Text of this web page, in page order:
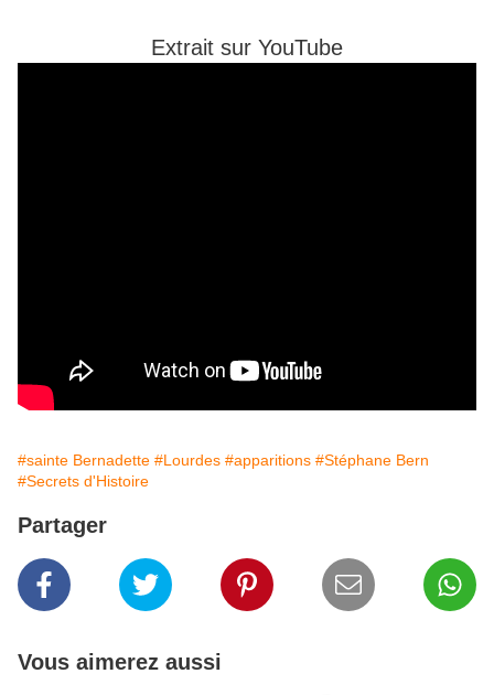
Extrait sur YouTube
#sainte Bernadette #Lourdes #apparitions #Stéphane Bern
#Secrets d'Histoire
Partager
Vous aimerez aussi